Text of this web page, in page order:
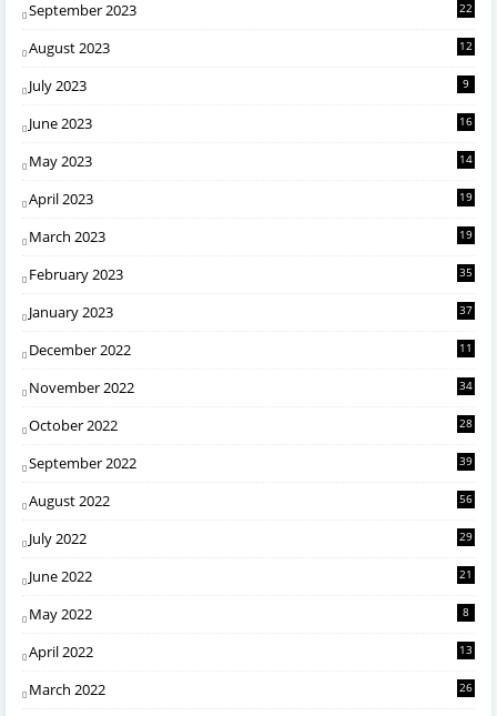
September 2023 22
August 2023 12
July 2023 9
June 2023 16
May 2023 14
April 2023 19
March 2023 19
February 2023 35
January 2023 37
December 2022 11
November 2022 34
October 2022 28
September 2022 39
August 2022 56
July 2022 29
June 2022 21
May 2022 8
April 2022 13
March 2022 26